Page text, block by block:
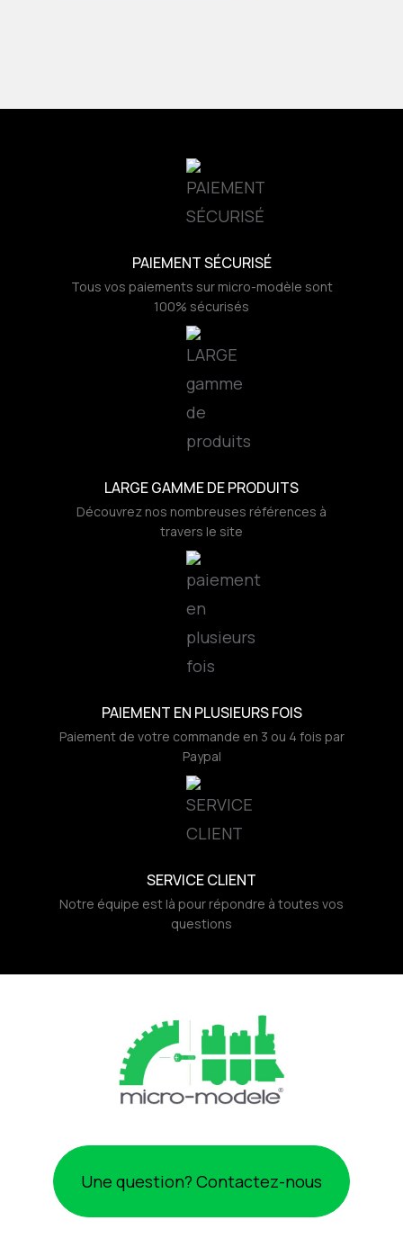
PAIEMENT SÉCURISÉ
Tous vos paiements sur micro-modèle sont
100% sécurisés
LARGE GAMME DE PRODUITS
Découvrez nos nombreuses références à
travers le site
PAIEMENT EN PLUSIEURS FOIS
Paiement de votre commande en 3 ou 4 fois par
Paypal
SERVICE CLIENT
Notre équipe est là pour répondre à toutes vos
questions
Une question? Contactez-nous